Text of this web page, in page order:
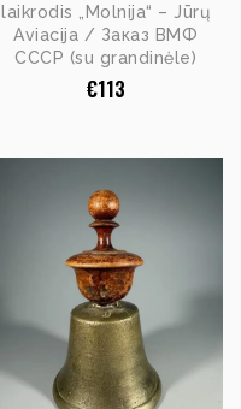
laikrodis „Molnija“ – Jūrų
Aviacija / Заказ ВМФ
СССР (su grandinėle)
€113